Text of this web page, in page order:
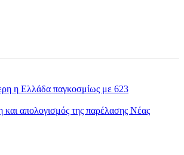
η Ελλάδα παγκοσμίως με 623
απολογισμός της παρέλασης Νέας